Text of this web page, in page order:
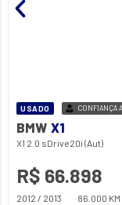
USADO CONFIANÇA
BMW X1
X1 2.0 sDrive20i (Aut)
R$ 66.898
2012 / 2013 86.000 KM